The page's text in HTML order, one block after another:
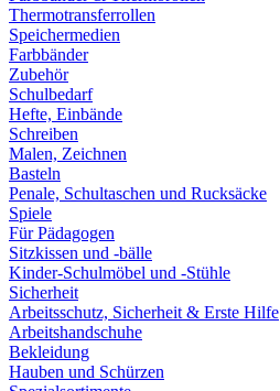
Thermotransferrollen
Speichermedien
Farbbänder
Zubehör
Schulbedarf
Hefte, Einbände
Schreiben
Malen, Zeichnen
Basteln
Penale, Schultaschen und Rucksäcke
Spiele
Für Pädagogen
Sitzkissen und -bälle
Kinder-Schulmöbel und -Stühle
Sicherheit
Arbeitsschutz, Sicherheit & Erste Hilfe
Arbeitshandschuhe
Bekleidung
Hauben und Schürzen